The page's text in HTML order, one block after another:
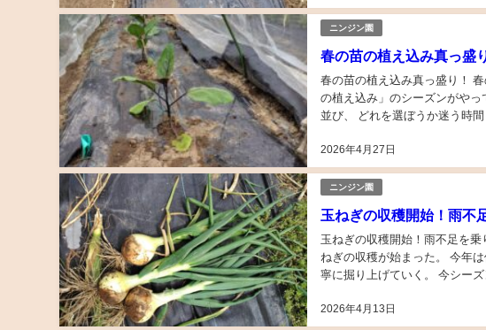
ニンジン園
春の苗の植え込み真っ盛
2026年4月27日
春の苗の植え込み真っ盛り！ 春の陽気に誘われて、いよいよ畑仕事も本格化。 待ちに待った「苗
の植え込み」のシーズンがや
並び、 どれを選ぼうか迷う時
ニンジン園
玉ねぎの収穫開始！雨不
2026年4月13日
玉ねぎの収穫開始！雨不足を乗り越えた、満足の
ねぎの収穫が始まった。 今年
寧に掘り上げていく。 今シーズンは決して楽な栽培ではなかった。 とくに悩まされたのが雨不